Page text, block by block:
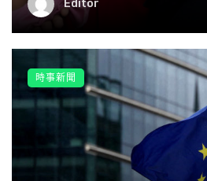
Editor
時事新聞